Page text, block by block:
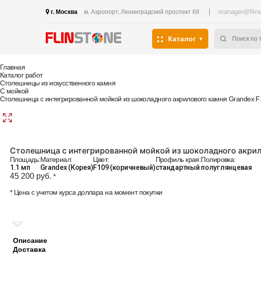
г. Москва м. Аэропорт, Ленинградский проспект 68
Каталог
Главная
Каталог работ
Столешницы из искусственного камня
С мойкой
Столешница с интегрированной мойкой из шоколадного акрилового камня Grandex
Столешница с интегрированной мойкой из шоколадного
Площадь:
1.1 мп
Материал:
Grandex (Корея)
Цвет:
F109 (коричневый)
Профиль края:
стандартный
Полировка:
полуглянцевая
45 200 руб. *
* Цена с учетом курса доллара на момент покупки
Описание
Доставка